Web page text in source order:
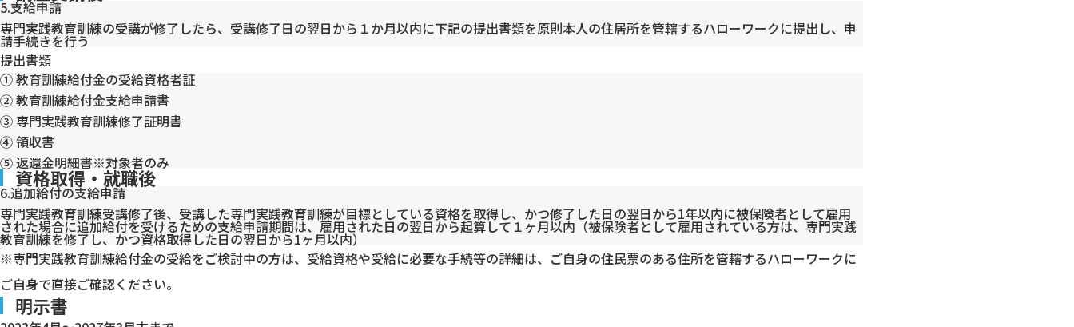
5.支給申請
専門実践教育訓練の受講が修了したら、受講修了日の翌日から１か月以内に下記の提出書類を原則本人の住居所を管轄するハローワークに提出し、申
請手続きを行う
提出書類
① 教育訓練給付金の受給資格者証
② 教育訓練給付金支給申請書
③ 専門実践教育訓練修了証明書
④ 領収書
⑤ 返還金明細書※対象者のみ
資格取得・就職後
6.追加給付の支給申請
専門実践教育訓練受講修了後、受講した専門実践教育訓練が目標としている資格を取得し、かつ修了した日の翌日から1年以内に被保険者として雇用
された場合に追加給付を受けるための支給申請期間は、雇用された日の翌日から起算して１ヶ月以内（被保険者として雇用されている方は、専門実践
教育訓練を修了し、かつ資格取得した日の翌日から1ヶ月以内）
※専門実践教育訓練給付金の受給をご検討中の方は、受給資格や受給に必要な手続等の詳細は、ご自身の住民票のある住所を管轄するハローワークに
ご自身で直接ご確認ください。
明示書